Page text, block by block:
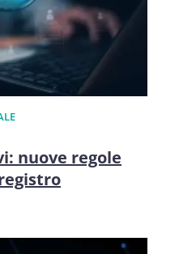
nuove regole